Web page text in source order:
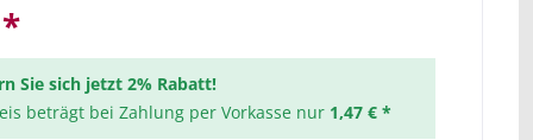
Sie sich jetzt 2% Rabatt!
beträgt bei Zahlung per Vorkasse nur 1,47 € *